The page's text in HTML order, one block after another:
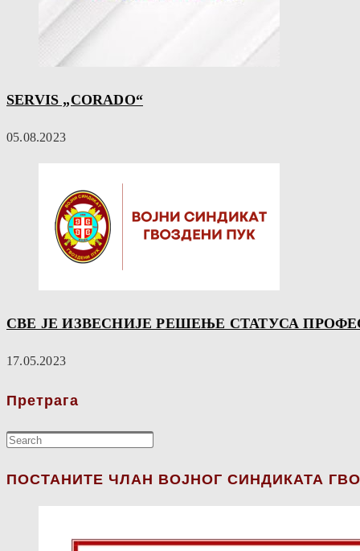
SERVIS „CORADO“
05.08.2023
СВЕ ЈЕ ИЗВЕСНИЈЕ РЕШЕЊЕ СТАТУСА
17.05.2023
Претрага
ПОСТАНИТЕ ЧЛАН ВОЈНОГ СИНДИКАТА